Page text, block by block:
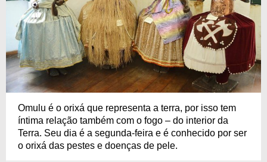
Omulu é o orixá que representa a terra, por isso tem
íntima relação também com o fogo – do interior da
Terra. Seu dia é a segunda-feira e é conhecido por ser
o orixá das pestes e doenças de pele.